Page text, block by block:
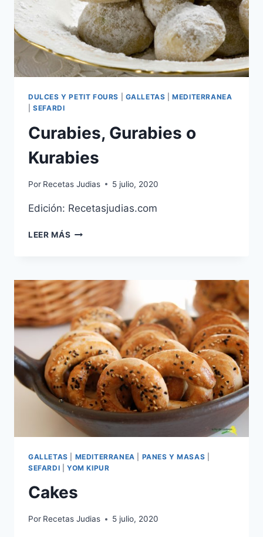
DULCES Y PETIT FOURS GALLETAS |MEDITERRANEA
|SEFARDI
Curabies, Gurabies o
Kurabies
Por Recetas Judias 5 julio, 2020
Edición: Recetasjudias.com
LEER MÁS CURABIES,
GALLETAS MEDITERRANEA PANES Y MASAS
SEFARDI
YOM KIPUR
Cakes
Por Recetas Judias 5 julio, 2020